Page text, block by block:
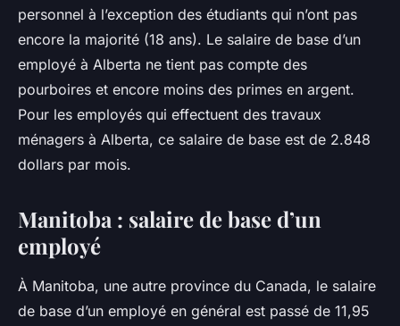
personnel à l’exception des étudiants qui n’ont pas
encore la majorité (18 ans). Le salaire de base d’un
employé à Alberta ne tient pas compte des
pourboires et encore moins des primes en argent.
Pour les employés qui effectuent des travaux
ménagers à Alberta, ce salaire de base est de 2.848
dollars par mois.
Manitoba : salaire de base d’un
employé
À Manitoba, une autre province du Canada, le salaire
de base d’un employé en général est passé de 11,95